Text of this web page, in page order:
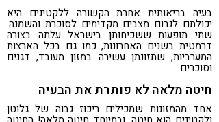
בעיה בריאותית אחרת הקשורה ללקטינים היא
יכולתם לגרום מצבים מקדימים לסוכרת והשמנה.
שתי תופעות ששכיחותן בישראל עלתה בצורה
דרמטית בשנים האחרונות, כמו גם בכל הארצות
המערביות, שתזונתן עשירה במזון מעובד, דגנים
וסוכרים.
חיטה מלאה לא פותרת את הבעיה
אחד מהמזונות שמכילים ריכוז גבוה של גלוטן